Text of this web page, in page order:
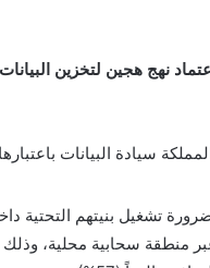
نهج هجين لتخزين
المملكة سيادة البيانات
من النصف (53%) بضرورة تشغيل
منطقة سحابية محلية،